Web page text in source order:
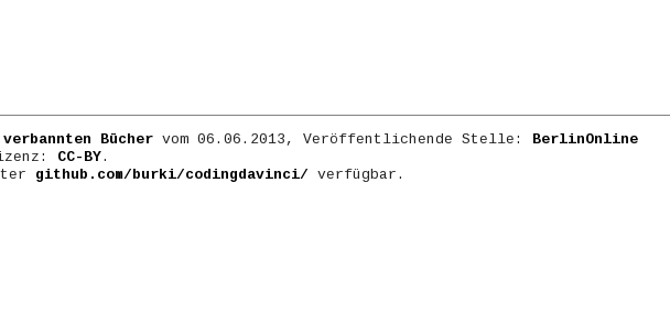
Büchervom 06.06.2013, Veröffentlichende Stelle: BerlinOnline
CC-BY.
github.com/burki/codingdavinci/ verfügbar.